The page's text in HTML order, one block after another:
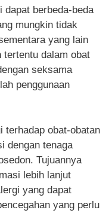
dapat berbeda-beda
mungkin tidak
yang lain
tertentu dalam obat
seksama
penggunaan
terhadap obat-obatan
dengan tenaga
Tujuannya
lebih lanjut
yang dapat
yang perlu